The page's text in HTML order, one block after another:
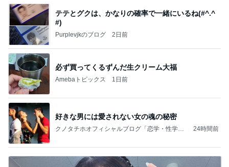
テテとグクは、かなりの確率で一緒にいるね(#^.^
#)
Purplevjkのブログ 2日前
必ず買ってくるずんだ生クリーム大福
Amebaトピックス 1日前
好きな男には愛されない女の魂の秘密
クノタチホオフィシャルブログ「恋学・性学研
24時間前